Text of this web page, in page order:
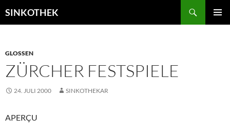
Inhalt
SINKOTHEK
GLOSSEN
ZÜRCHER FESTSPIELE
24. JULI 2000 SINKOTHEKAR
APERÇU